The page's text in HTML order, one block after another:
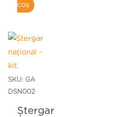
coș
SKU: GA
DSN002
Ștergar